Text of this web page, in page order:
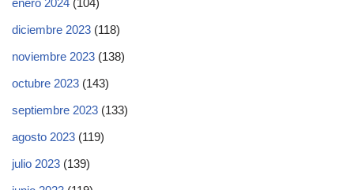
enero 2024 (104)
diciembre 2023 (118)
noviembre 2023 (138)
octubre 2023 (143)
septiembre 2023 (133)
agosto 2023 (119)
julio 2023 (139)